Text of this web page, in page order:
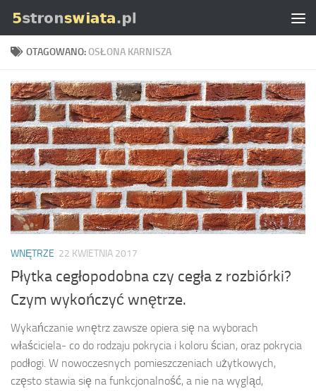
Skip to content
OTAGOWANO:OSŁONA KARNISZA
WNĘTRZE 22 KWIETNIA 2017
Płytka cegłopodobna czy cegła z rozbiórki?
Czym wykończyć wnętrze.
Wykańczanie wnętrz zawsze opiera się na wyborach
właściciela- co do rodzaju pokrycia i koloru ścian, oraz pokrycia
podłogi. W nowoczesnych pomieszczeniach użytkowych,
często stawia się na funkcjonalność, a nie na wygląd,